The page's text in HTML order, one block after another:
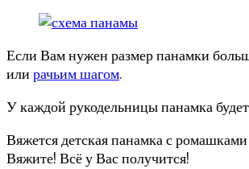
Если Вам нужен размер панамки
или рачьим шагом.
У каждой рукодельницы панамка
Вяжется детская панамка с
Вяжите! Всё у Вас получится!